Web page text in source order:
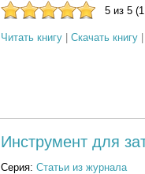
5 из 5
Читать книгу Скачать книгу
Инструмент для
Серия: Статьи из журнала